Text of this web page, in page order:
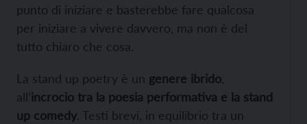
punto di iniziare e basterebbe fare qualcosa
per iniziare a vivere davvero, ma non è del
tutto chiaro che cosa.
La stand up poetry è un genere ibrido
all’incrocio tra la poesia performativa e la stand
up comedy. Testi brevi, in equilibrio tra un